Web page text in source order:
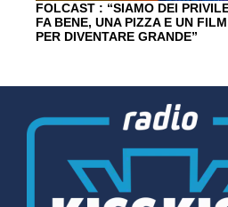
FOLCAST : “SIAMO DEI
FA BENE, UNA PIZZA E UN
PER DIVENTARE GRANDE”